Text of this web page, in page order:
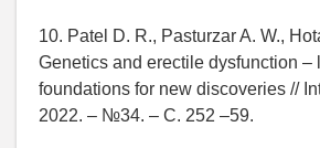
10. Patel D. R., Pasturzar A. W.,
Genetics and erectile dysfunction –
foundations for new discоveries //
2022. – №34. – С. 252 –59.